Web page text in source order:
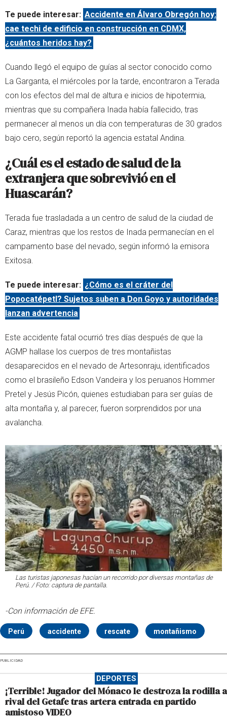
Te puede interesar: Accidente en Álvaro Obregón hoy:
cae techi de edificio en construcción en CDMX,
¿cuántos heridos hay?
Cuando llegó el equipo de guías al sector conocido como
La Garganta, el miércoles por la tarde, encontraron a Terada
con los efectos del mal de altura e inicios de hipotermia,
mientras que su compañera Inada había fallecido, tras
permanecer al menos un día con temperaturas de 30 grados
bajo cero, según reportó la agencia estatal Andina.
¿Cuál es el estado de salud de la
extranjera que sobrevivió en el
Huascarán?
Terada fue trasladada a un centro de salud de la ciudad de
Caraz, mientras que los restos de Inada permanecían en el
campamento base del nevado, según informó la emisora
Exitosa.
Te puede interesar: ¿Cómo es el cráter del
Popocatépetl? Sujetos suben a Don Goyo y autoridades
lanzan advertencia
Este accidente fatal ocurrió tres días después de que la
AGMP hallase los cuerpos de tres montañistas
desaparecidos en el nevado de Artesonraju, identificados
como el brasileño Edson Vandeira y los peruanos Hommer
Pretel y Jesús Picón, quienes estudiaban para ser guías de
alta montaña y, al parecer, fueron sorprendidos por una
avalancha.
Las turistas japonesas hacían un recorrido por diversas montañas de
Perú. / Foto: captura de pantalla.
-Con información de EFE.
Perú accidente rescate montañismo
PUBLICIDAD
DEPORTES
¡Terrible! Jugador del Mónaco le destroza la rodilla a
rival del Getafe tras artera entrada en partido
amistoso VIDEO